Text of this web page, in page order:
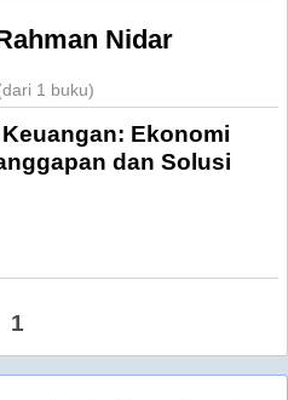
Nidar
1 buku)
Ekonomi
dan Solusi
1